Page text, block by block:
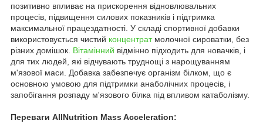
позитивно впливає на прискорення відновлювальних
процесів, підвищення силових показників і підтримка
максимальної працездатності. У складі спортивної добавки
використовується чистий концентратмолочної сироватки, без
різних домішок. Вітамінний відмінно підходить для новачків, і
для тих людей, які відчувають труднощі з нарощуванням
м'язової маси. Добавка забезпечує організм білком, що є
основною умовою для підтримки анаболічних процесів, і
запобігання розпаду м'язового білка під впливом катаболізму.
Переваги AllNutrition Mass Acceleration: